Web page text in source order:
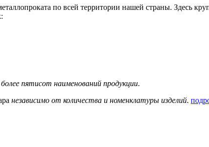
по всей территории нашей страны. Здесь
более пятисот наименований продукции.
независимо от количества и номенклатуры изделий.